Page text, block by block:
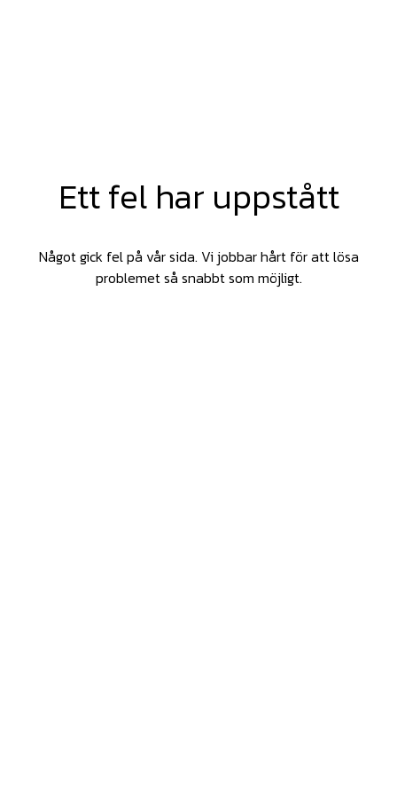
Ett fel har uppstått
Något gick fel på vår sida. Vi jobbar hårt för att lösa
problemet så snabbt som möjligt.